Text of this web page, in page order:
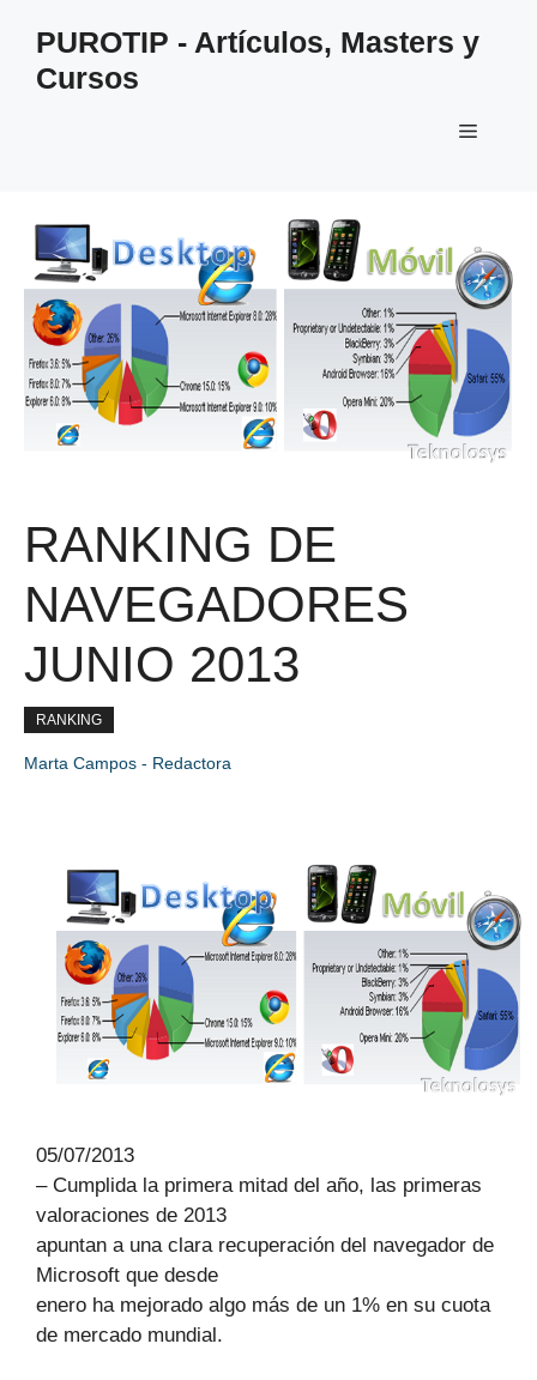
contenido
PUROTIP - Artículos, Masters y
Cursos
Menú
RANKING DE
NAVEGADORES
JUNIO 2013
RANKING
Marta Campos - Redactora
05/07/2013
– Cumplida la primera mitad del año, las primeras
valoraciones de 2013
apuntan a una clara recuperación del navegador de
Microsoft que desde
enero ha mejorado algo más de un 1% en su cuota
de mercado mundial.